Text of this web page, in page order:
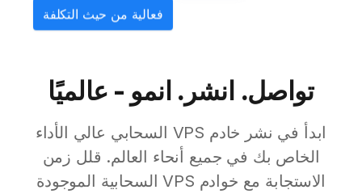
فعالية من حيث التكلفة
تواصل. انشر. انمو - عالميًا
ابدأ في نشر خادم VPS السحابي عالي الأداء
الخاص بك في جميع أنحاء العالم. قلل زمن
الاستجابة مع خوادم VPS السحابية الموجودة